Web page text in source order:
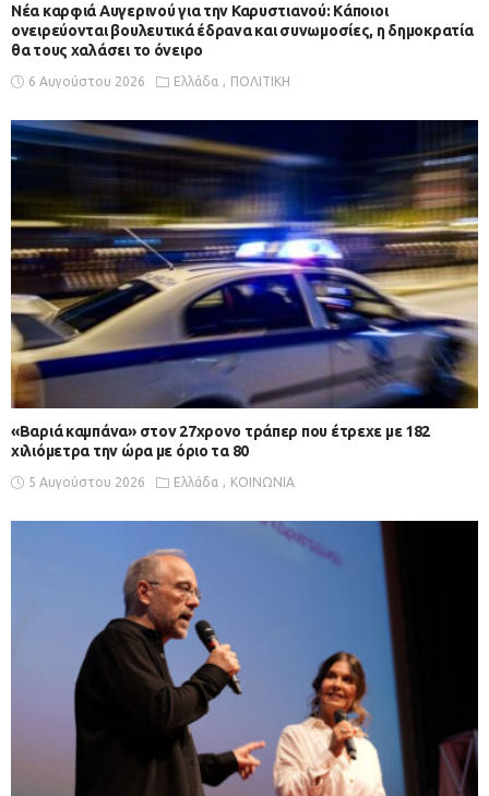
Νέα καρφιά Αυγερινού για την Καρυστιανού: Kάποιοι
ονειρεύονται βουλευτικά έδρανα και συνωμοσίες, η δημοκρατία
θα τους χαλάσει το όνειρο
6 Αυγούστου 2026 Ελλάδα ΠΟΛΙΤΙΚΗ
«Βαριά καμπάνα» στον 27χρονο τράπερ που έτρεχε με 182
χιλιόμετρα την ώρα με όριο τα 80
5 Αυγούστου 2026 Ελλάδα ΚΟΙΝΩΝΙΑ